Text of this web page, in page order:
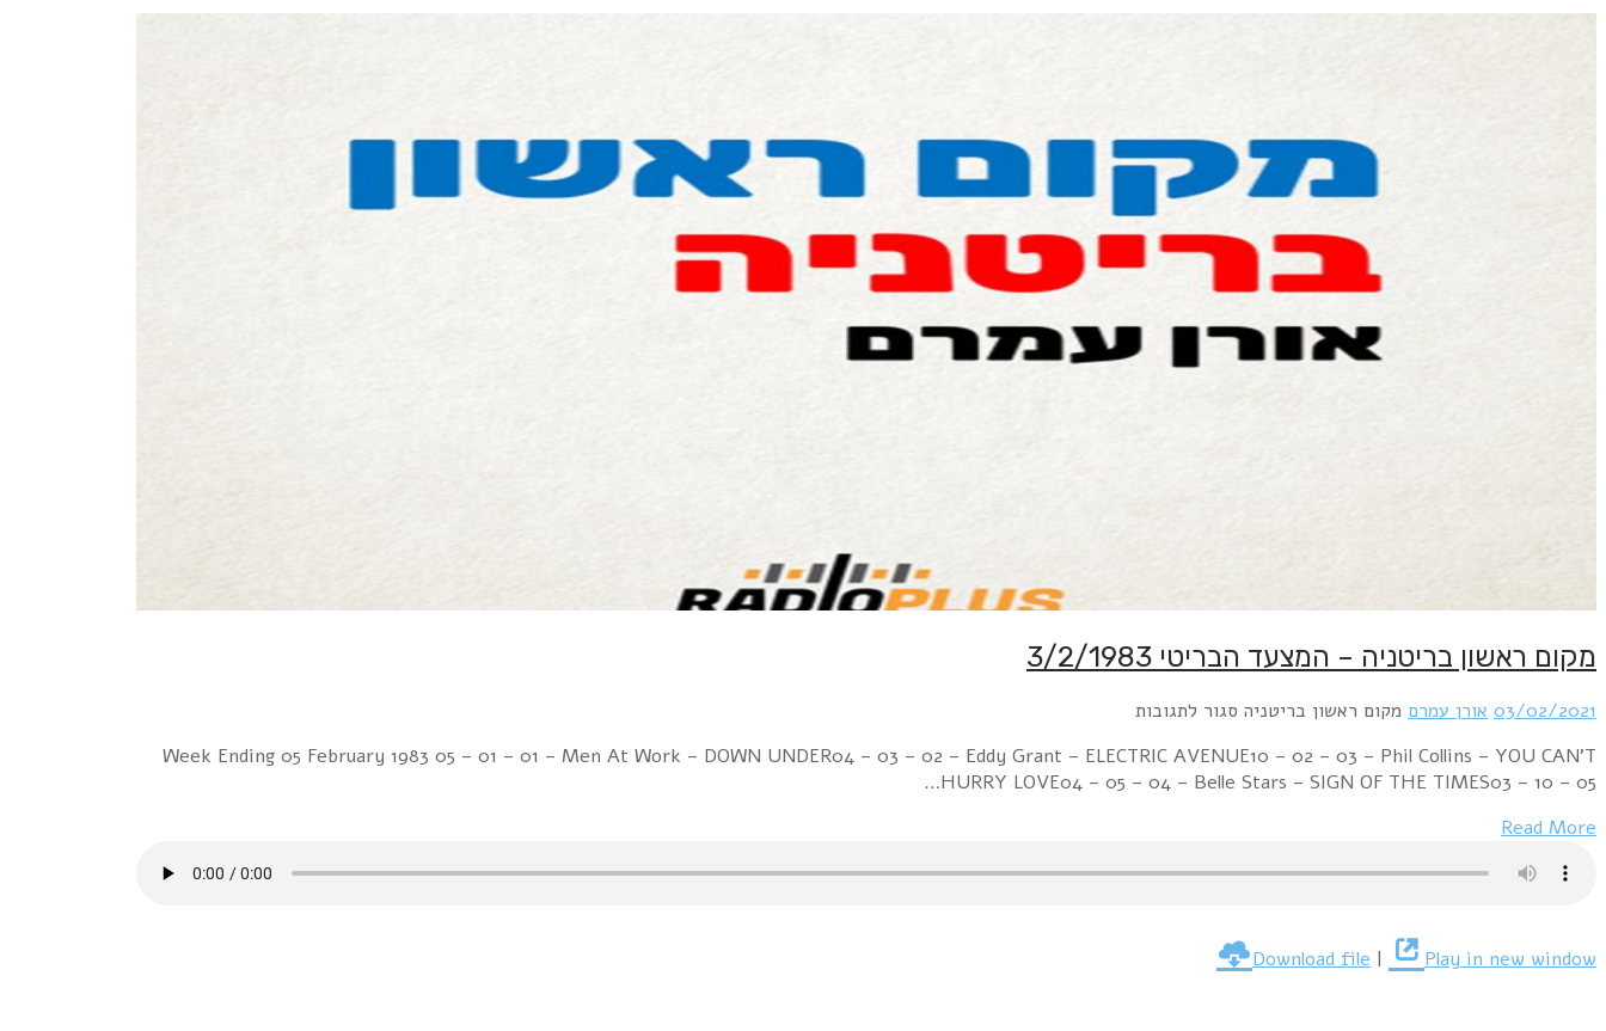
מקום ראשון בריטניה – המצעד הבריטי 3/2/1983
03/02/2021 אורן עמרם מקום ראשון בריטניה סגור לתגובות
Week Ending 05 February 1983 05 – 01 – 01 – Men At Work – DOWN UNDER04 – 03 – 02 – Eddy Grant – ELECTRIC AVENUE10 – 02 – 03 – Phil Collins – YOU CAN'T
HURRY LOVE04 – 05 – 04 – Belle Stars – SIGN OF THE TIMES03 – 10 – 05…
Read More
Download file | Play in new window